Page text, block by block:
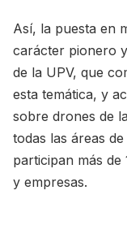
Así, la puesta en
carácter pionero
de la UPV, que
esta temática, y
sobre drones de
todas las áreas
participan más
y empresas.